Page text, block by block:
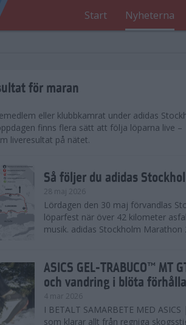
Start Nyheterna
för maran
eller klubbkamrat under adidas
finns flera sätt att följa löparna live –
liveresultat på nätet.
Så följer du adidas
28 maj 2026
Lördagen den 30 maj förvandlas
löparfest när över 42 kilometer
musik. adidas Stockholm
ASICS GEL-TRABUCO™
och vandring i blöta
4 mar 2026
I BETALT SAMARBETE MED
som klarar allt från regniga